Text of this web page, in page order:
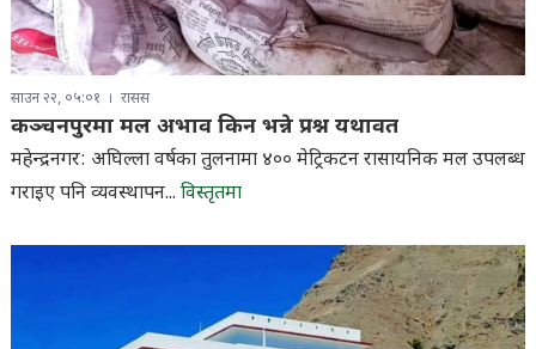
साउन २२, ०५:०१ रासस
कञ्चनपुरमा मल अभाव किन भन्ने प्रश्न यथावत
महेन्द्रनगर: अघिल्ला वर्षका तुलनामा ४०० मेट्रिकटन रासायनिक मल उपलब्ध
गराइए पनि व्यवस्थापन... विस्तृतमा